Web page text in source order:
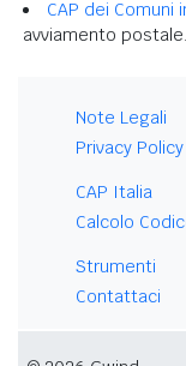
CAP dei Comuni
avviamento postale.
Note Legali
Privacy Policy
CAP Italia
Calcolo
Strumenti
Contattaci